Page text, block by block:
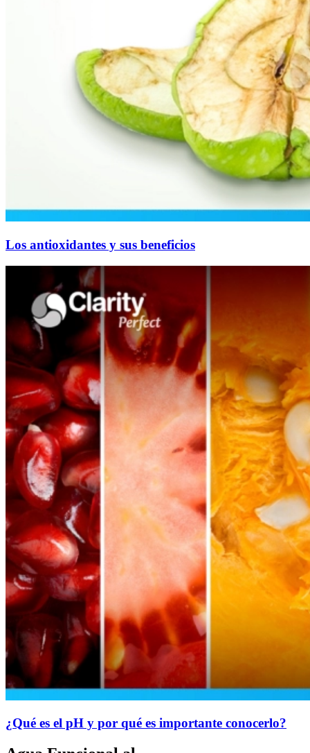
Los antioxidantes y sus beneficios
¿Qué es el pH y por qué es importante conocerlo?